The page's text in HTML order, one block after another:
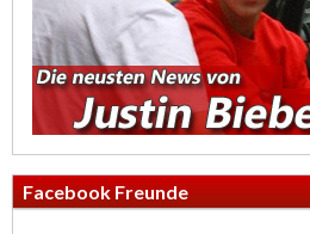
Facebook Freunde